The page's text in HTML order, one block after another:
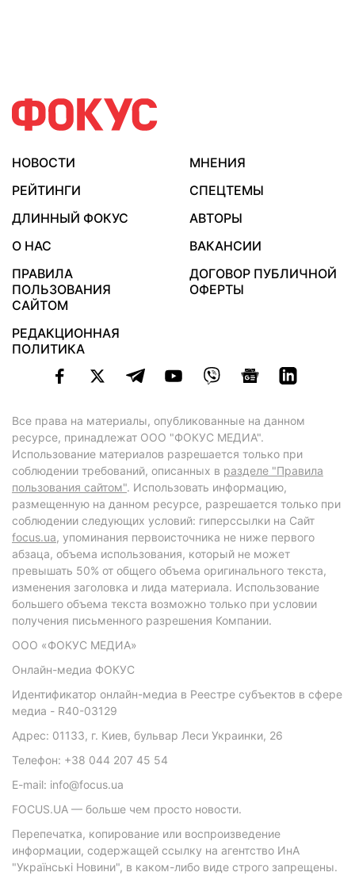
НОВОСТИ
МНЕНИЯ
РЕЙТИНГИ
СПЕЦТЕМЫ
ДЛИННЫЙ ФОКУС
АВТОРЫ
О НАС
ВАКАНСИИ
ПРАВИЛА
ПОЛЬЗОВАНИЯ
САЙТОМ
ДОГОВОР ПУБЛИЧНОЙ
ОФЕРТЫ
РЕДАКЦИОННАЯ
ПОЛИТИКА
Все права на материалы, опубликованные на данном
ресурсе, принадлежат ООО "ФОКУС МЕДИА".
Использование материалов разрешается только при
соблюдении требований, описанных в разделе "Правила
пользования сайтом". Использовать информацию,
размещенную на данном ресурсе, разрешается только при
соблюдении следующих условий: гиперссылки на Сайт
focus.ua, упоминания первоисточника не ниже первого
абзаца, объема использования, который не может
превышать 50% от общего объема оригинального текста,
изменения заголовка и лида материала. Использование
большего объема текста возможно только при условии
получения письменного разрешения Компании.
ООО «ФОКУС МЕДИА»
Онлайн-медиа ФОКУС
Идентификатор онлайн-медиа в Реестре субъектов в сфере
медиа - R40-03129
Адрес: 01133, г. Киев, бульвар Леси Украинки, 26
Телефон: +38 044 207 45 54
E-mail: info@focus.ua
FOCUS.UA — больше чем просто новости.
Перепечатка, копирование или воспроизведение
информации, содержащей ссылку на агентство ИнА
"Українські Новини", в каком-либо виде строго запрещены.